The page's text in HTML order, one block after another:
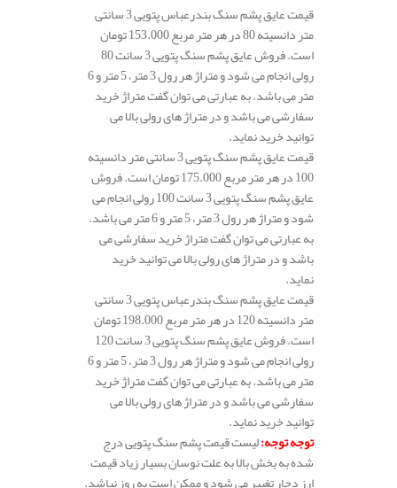
قیمت عایق پشم سنگ بندرعباس پتویی 3 سانتی
متر دانسیته 80 در هر متر مربع 153.000 تومان
است. فروش عایق پشم سنگ پتویی 3 سانت 80
رولی انجام می شود و متراژ هر رول 3 متر، 5 متر و 6
متر می باشد. به عبارتی می توان گفت متراژ خرید
سفارشی می باشد و در متراژ های رولی بالا می
توانید خرید نماید.
قیمت عایق پشم سنگ پتویی 3 سانتی متر دانسیته
100 در هر متر مربع 175.000 تومان است. فروش
عایق پشم سنگ پتویی 3 سانت 100 رولی انجام می
شود و متراژ هر رول 3 متر، 5 متر و 6 متر می باشد.
به عبارتی می توان گفت متراژ خرید سفارشی می
باشد و در متراژ های رولی بالا می توانید خرید
نماید.
قیمت عایق پشم سنگ بندرعباس پتویی 3 سانتی
متر دانسیته 120 در هر متر مربع 198.000 تومان
است. فروش عایق پشم سنگ پتویی 3 سانت 120
رولی انجام می شود و متراژ هر رول 3 متر، 5 متر و 6
متر می باشد. به عبارتی می توان گفت متراژ خرید
سفارشی می باشد و در متراژ های رولی بالا می
توانید خرید نماید.
توجه توجه:لیست قیمت پشم سنگ پتویی درج
شده به بخش بالا به علت نوسان بسیار زیاد قیمت
ارز دچار تغییر می شود و ممکن است به روز نباشد.